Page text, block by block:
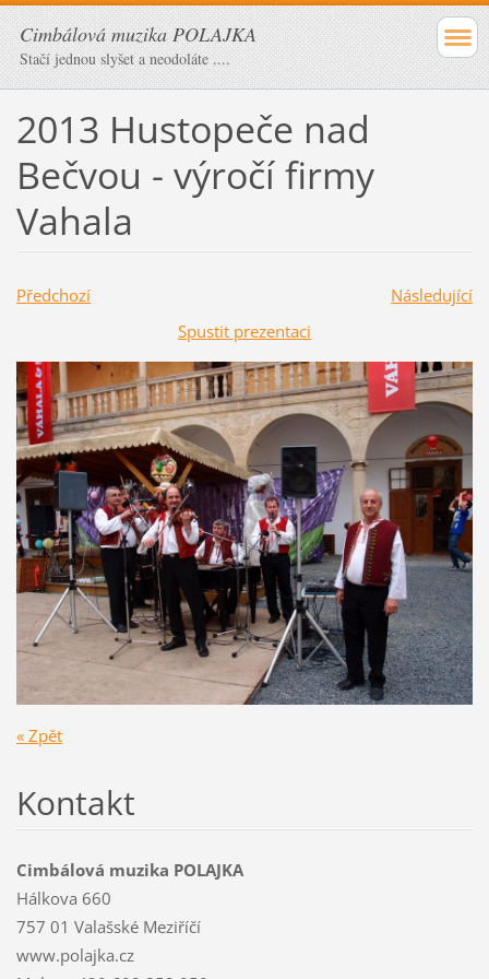
Cimbálová muzika POLAJKA
Stačí jednou slyšet a neodoláte ....
2013 Hustopeče nad
Bečvou - výročí firmy
Vahala
Předchozí
Následující
Spustit prezentaci
« Zpět
Kontakt
Cimbálová muzika POLAJKA
Hálkova 660
757 01 Valašské Meziříčí
www.polajka.cz